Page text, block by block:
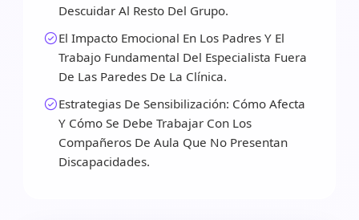
Descuidar Al Resto Del Grupo.
El Impacto Emocional En Los Padres Y El
Trabajo Fundamental Del Especialista Fuera
De Las Paredes De La Clínica.
Estrategias De Sensibilización: Cómo Afecta
Y Cómo Se Debe Trabajar Con Los
Compañeros De Aula Que No Presentan
Discapacidades.